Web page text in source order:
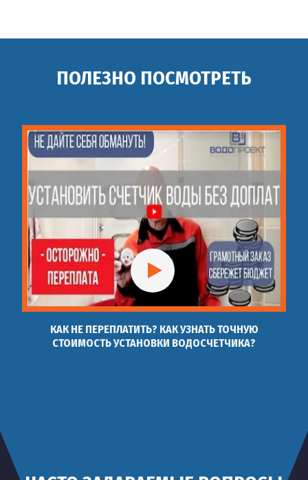
ПОЛЕЗНО ПОСМОТРЕТЬ
КАК НЕ ПЕРЕПЛАТИТЬ? КАК УЗНАТЬ ТОЧНУЮ
СТОИМОСТЬ УСТАНОВКИ ВОДОСЧЕТЧИКА?